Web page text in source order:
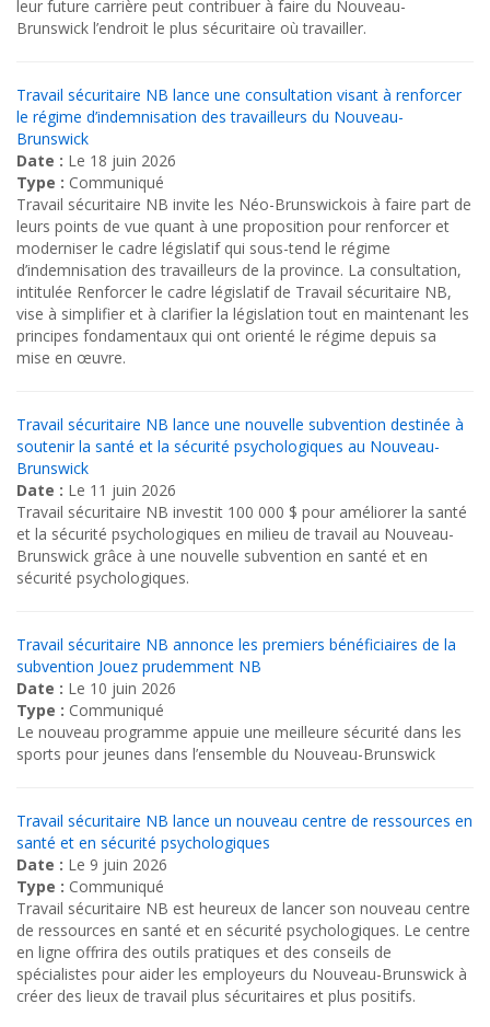
leur future carrière peut contribuer à faire du Nouveau-
Brunswick l’endroit le plus sécuritaire où travailler.
Travail sécuritaire NB lance une consultation visant à renforcer
le régime d’indemnisation des travailleurs du Nouveau-
Brunswick
Date : Le 18 juin 2026
Type : Communiqué
Travail sécuritaire NB invite les Néo-Brunswickois à faire part de
leurs points de vue quant à une proposition pour renforcer et
moderniser le cadre législatif qui sous-tend le régime
d’indemnisation des travailleurs de la province. La consultation,
intitulée Renforcer le cadre législatif de Travail sécuritaire NB,
vise à simplifier et à clarifier la législation tout en maintenant les
principes fondamentaux qui ont orienté le régime depuis sa
mise en œuvre.
Travail sécuritaire NB lance une nouvelle subvention destinée à
soutenir la santé et la sécurité psychologiques au Nouveau-
Brunswick
Date : Le 11 juin 2026
Travail sécuritaire NB investit 100 000 $ pour améliorer la santé
et la sécurité psychologiques en milieu de travail au Nouveau-
Brunswick grâce à une nouvelle subvention en santé et en
sécurité psychologiques.
Travail sécuritaire NB annonce les premiers bénéficiaires de la
subvention Jouez prudemment NB
Date : Le 10 juin 2026
Type : Communiqué
Le nouveau programme appuie une meilleure sécurité dans les
sports pour jeunes dans l’ensemble du Nouveau-Brunswick
Travail sécuritaire NB lance un nouveau centre de ressources en
santé et en sécurité psychologiques
Date : Le 9 juin 2026
Type : Communiqué
Travail sécuritaire NB est heureux de lancer son nouveau centre
de ressources en santé et en sécurité psychologiques. Le centre
en ligne offrira des outils pratiques et des conseils de
spécialistes pour aider les employeurs du Nouveau-Brunswick à
créer des lieux de travail plus sécuritaires et plus positifs.